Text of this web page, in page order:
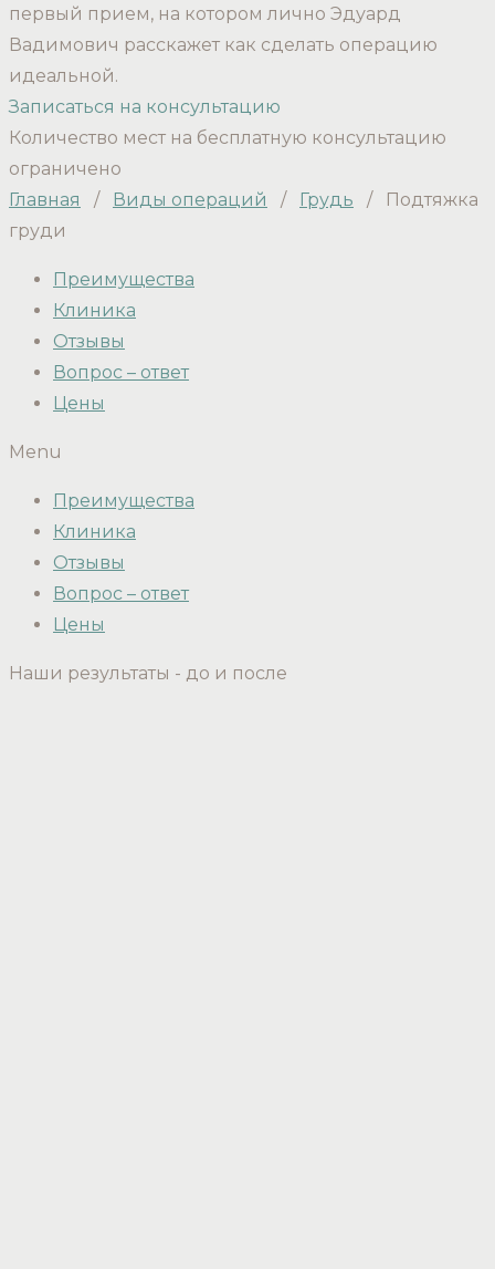
первый прием, на котором лично Эдуард
Вадимович расскажет как сделать операцию
идеальной.
Записаться на консультацию
Количество мест на бесплатную консультацию
ограничено
Главная
/ Виды операций / Грудь /
Подтяжка
груди
Преимущества
Клиника
Отзывы
Вопрос – ответ
Цены
Menu
Преимущества
Клиника
Отзывы
Вопрос – ответ
Цены
Наши результаты - до и после